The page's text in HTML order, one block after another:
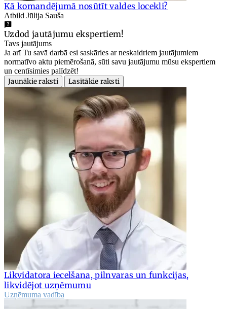
Kā komandējumā nosūtīt valdes locekli?
Atbild Jūlija Sauša
Uzdod jautājumu ekspertiem!
Tavs jautājums
Ja arī Tu savā darbā esi saskāries ar neskaidriem jautājumiem
normatīvo aktu piemērošanā, sūti savu jautājumu mūsu ekspertiem
un centīsimies palīdzēt!
Jaunākie raksti
Lasītākie raksti
Likvidatora iecelšana, pilnvaras un funkcijas,
likvidējot uzņēmumu
Uzņēmuma vadība